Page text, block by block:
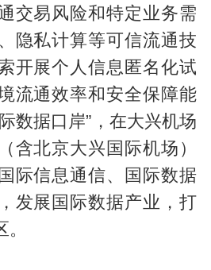
交易风险和特定业务需
隐私计算等可信流通技
开展个人信息匿名化试
流通效率和安全保障能
数据口岸”，在大兴机场
含北京大兴国际机场）
际信息通信、国际数据
发展国际数据产业，打